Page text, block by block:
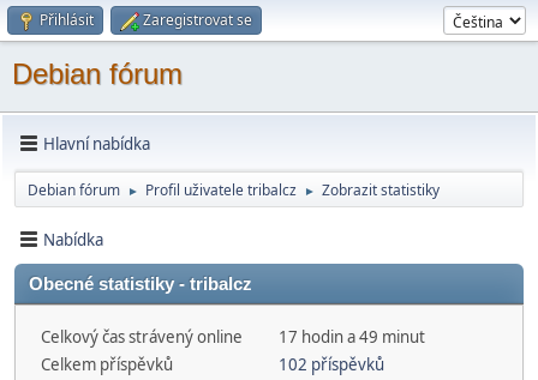
Přihlásit Zaregistrovat se
Debian fórum
Hlavní nabídka
Debian fórum ► Profil uživatele tribalcz ► Zobrazit statistiky
Nabídka
Obecné statistiky - tribalcz
Celkový čas strávený online
17 hodin a 49 minut
Celkem příspěvků
102 příspěvků